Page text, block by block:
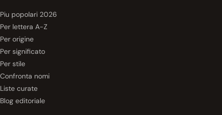
Piu popolari 2026
Per lettera A-Z
Per origine
Per significato
Per stile
Confronta nomi
Liste curate
Blog editoriale